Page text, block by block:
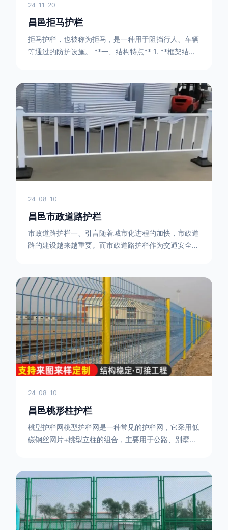
24-11-20
昌邑拒马护栏
拒马护栏，也被称为拒马，是一种用于阻挡行人、车辆
等通过的防护设施。 **一、结构特点** 1. **框架结构
方形的框架组合。这些框架相互连接，形成一个稳定的
结构，能够承受一定的冲击力。例如，在一些临时交通
管制的现场，三角形框架的拒马护栏可以很方便地拼接
在一起，像一个个小的三角锥形状的结构单
24-08-10
昌邑市政道路护栏
市政道路护栏一、引言随着城市化进程的加快，市政道
路的建设越来越重要。而市政道路护栏作为交通安全的
的功能防护功能：市政道路护栏的主要功能是防止车辆
失控，保护行人安全。它可以有效地阻止因驾驶员疏忽
或车辆故障而导致的事故发生，减少交通事故的发生
率。隔离功能：市政道路护栏可以将道路与人行道、绿
化带等隔离开来，避
24-08-10
昌邑桃形柱护栏
桃型护栏网桃型护栏网是一种常见的护栏网，它采用低
碳钢丝网片+桃型立柱的组合，主要用于公路、别墅小
型，安装方便。桃型护栏网的安装方法如下：先固定
17631598285根色谱柱，然后将网格钩在此色谱柱
上，然后将第二根色谱柱钩在网格上，然后将其拧紧，
然后类推，一套一套的安装即可。该安装牢固美观，不
会损坏油漆表面 。桃型护栏网使